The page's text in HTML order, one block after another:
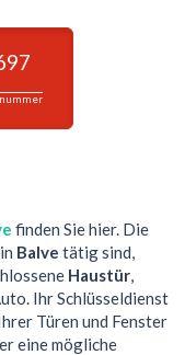
finden Sie hier. Die
Balve tätig sind,
Haustür,
Ihr Schlüsseldienst
Türen und Fenster
eine mögliche